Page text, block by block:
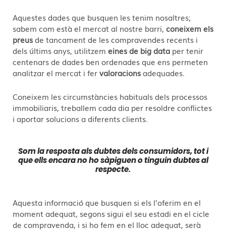
Aquestes dades que busquen les tenim nosaltres;
sabem com està el mercat al nostre barri, coneixem els
preusde tancament de les compravendes recents i
dels últims anys, utilitzem eines de big data per tenir
centenars de dades ben ordenades que ens permeten
analitzar el mercat i fervaloracionsadequades.
Coneixem les circumstàncies habituals dels processos
immobiliaris, treballem cada dia per resoldre conflictes
i aportar solucions a diferents clients.
Som la resposta als dubtes dels consumidors, tot i
que ells encara no ho sàpiguen o tinguin dubtes al
respecte.
Aquesta informació que busquen si els l’oferim en el
moment adequat, segons sigui el seu estadi en el cicle
de compravenda, i si ho fem en el lloc adequat, serà